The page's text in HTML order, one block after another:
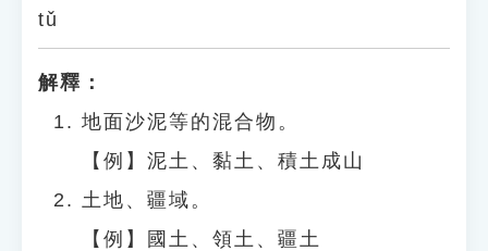
tǔ
解釋：
地面沙泥等的混合物。
【例】泥土、黏土、積土成山
土地、疆域。
【例】國土、領土、疆土